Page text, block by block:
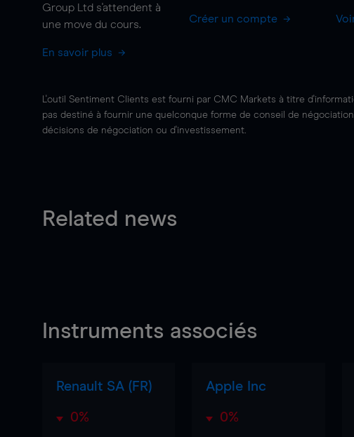
Group Ltd s'attendent à
une move du cours.
En savoir plus
Créer un compte
L'outil Sentiment Clients est fourni par CMC Markets à titre
pas destiné à fournir une quelconque forme de conseil de
décisions de négociation ou d'investissement.
Related news
Instruments associés
Renault SA (FR)
0%
Apple Inc
0%